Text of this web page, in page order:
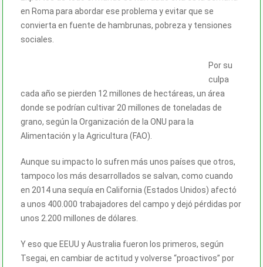
en Roma para abordar ese problema y evitar que se
convierta en fuente de hambrunas, pobreza y tensiones
sociales.
Por su
culpa
cada año se pierden 12 millones de hectáreas, un área
donde se podrían cultivar 20 millones de toneladas de
grano, según la Organización de la ONU para la
Alimentación y la Agricultura (FAO).
Aunque su impacto lo sufren más unos países que otros,
tampoco los más desarrollados se salvan, como cuando
en 2014 una sequía en California (Estados Unidos) afectó
a unos 400.000 trabajadores del campo y dejó pérdidas por
unos 2.200 millones de dólares.
Y eso que EEUU y Australia fueron los primeros, según
Tsegai, en cambiar de actitud y volverse “proactivos” por